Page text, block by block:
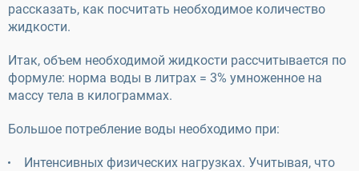
рассказать, как посчитать необходимое количество
жидкости.
Итак, объем необходимой жидкости рассчитывается по
формуле: норма воды в литрах = 3% умноженное на
массу тела в килограммах.
Большое потребление воды необходимо при:
Интенсивных физических нагрузках. Учитывая, что